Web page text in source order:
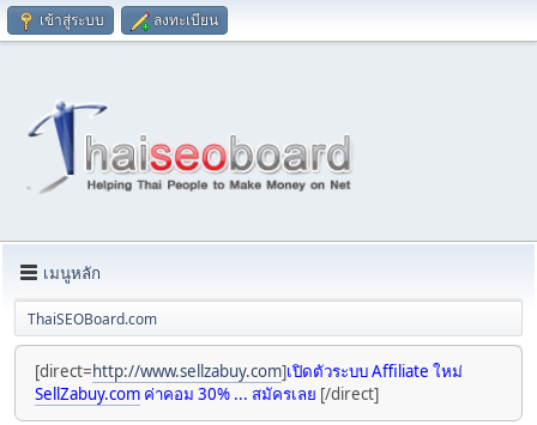
เข้าสู่ระบบ ลงทะเบียน
เมนูหลัก
ThaiSEOBoard.com
[direct=http://www.sellzabuy.com]เปิดตัวระบบ Affiliate ใหม่
SellZabuy.com ค่าคอม 30% ... สมัครเลย [/direct]